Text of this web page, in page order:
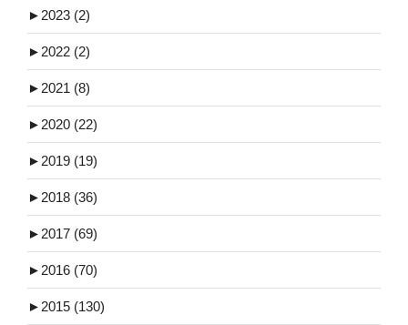
► 2023 (2)
► 2022 (2)
► 2021 (8)
► 2020 (22)
► 2019 (19)
► 2018 (36)
► 2017 (69)
► 2016 (70)
► 2015 (130)